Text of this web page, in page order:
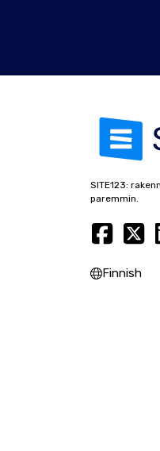
SITE123:
paremmin.
Finnish